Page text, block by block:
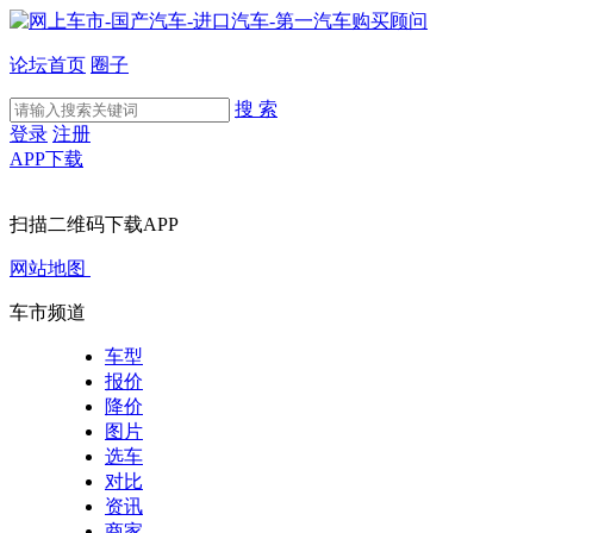
论坛首页 圈子
搜 索
登录 注册
APP下载
扫描二维码下载APP
网站地图
车市频道
车型
报价
降价
图片
选车
对比
资讯